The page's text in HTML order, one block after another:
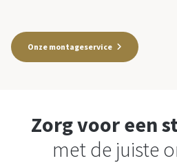
Onze montageservice
Zorg voor een
met de juiste